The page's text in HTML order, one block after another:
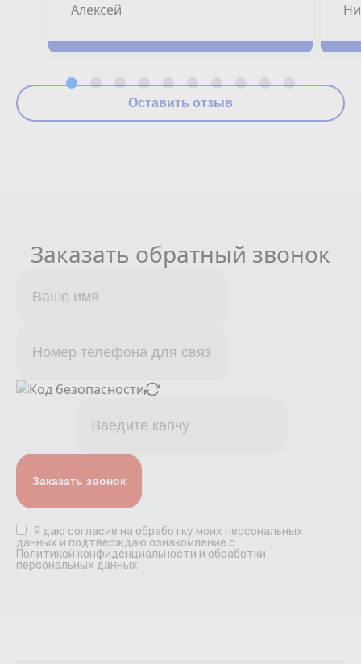
Алексей
Оставить отзыв
Заказать обратный звонок
Я даю согласие на обработку моих персональных
данных и подтверждаю ознакомление с
Политикой конфиденциальности и обработки
персональных данных